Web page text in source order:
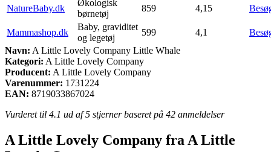
NatureBaby.dk
Økologisk
børnetøj
859 4,15
Mammashop.dk
Baby, graviditet
og legetøj
599 4,1
Navn: A Little Lovely Company Little Whale
Kategori: A Little Lovely Company
Producent: A Little Lovely Company
Varenummer: 1731224
EAN: 8719033867024
Vurderet til 4.1 ud af 5 stjerner baseret på 42 anmeldelser
A Little Lovely Company fra A Little